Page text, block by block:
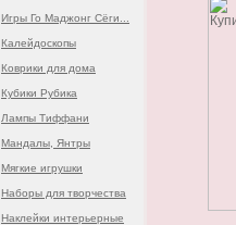
Игры Го Маджонг Сёги...
Калейдоскопы
Коврики для дома
Кубики Рубика
Лампы Тиффани
Мандалы, Янтры
Мягкие игрушки
Наборы для творчества
Наклейки интерьерные